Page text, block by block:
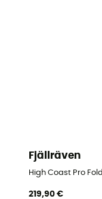
Fjällräven
High Coast Pro
219,90 €